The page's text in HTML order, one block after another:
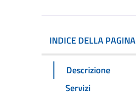
INDICE DELLA PAGINA
Descrizione
Servizi